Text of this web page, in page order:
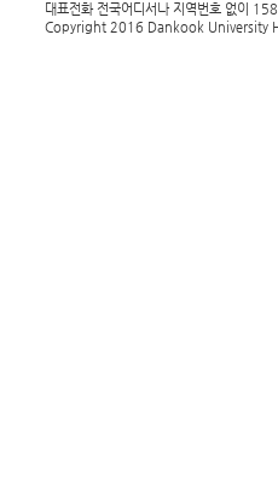
대표전화 전국어디서나 지역번호 없이
Copyright 2016 Dankook University